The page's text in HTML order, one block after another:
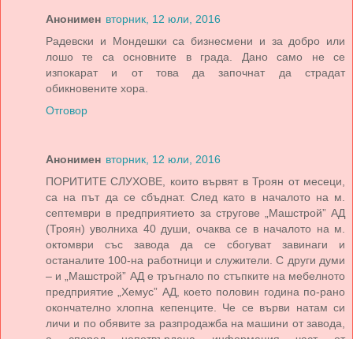
Анонимен вторник, 12 юли, 2016
Радевски и Мондешки са бизнесмени и за добро или
лошо те са основните в града. Дано само не се
изпокарат и от това да започнат да страдат
обикновените хора.
Отговор
Анонимен вторник, 12 юли, 2016
ПОРИТИТЕ СЛУХОВЕ, които вървят в Троян от месеци,
са на път да се сбъднат. След като в началото на м.
септември в предприятието за стругове „Машстрой” АД
(Троян) уволниха 40 души, очаква се в началото на м.
октомври със завода да се сбогуват завинаги и
останалите 100-на работници и служители. С други думи
– и „Машстрой” АД е тръгнало по стъпките на мебелното
предприятие „Хемус” АД, което половин година по-рано
окончателно хлопна кепенците. Че се върви натам си
личи и по обявите за разпродажба на машини от завода,